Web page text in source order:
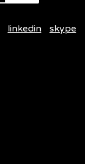
linkedin skype